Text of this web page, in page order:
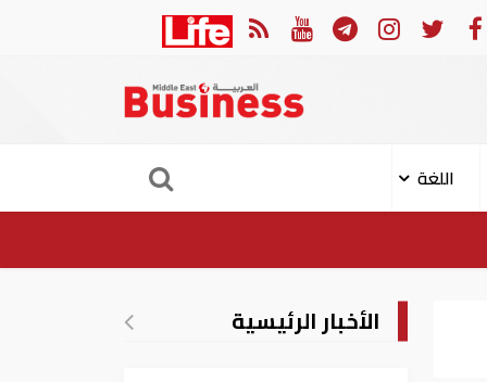
وزير خارجية تركيا: "اتفاقية مكة" لا تستهدف إيران..
اللغة
الأخبار الرئيسية